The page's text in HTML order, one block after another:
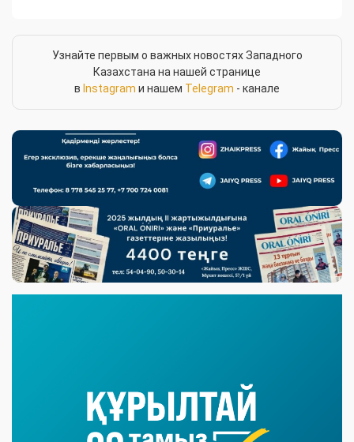
Узнайте первым о важных новостях Западного
Казахстана на нашей странице
в Instagram и нашем Telegram - канале